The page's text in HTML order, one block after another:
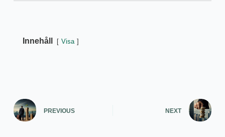
Innehåll Visa
PREVIOUS NEXT